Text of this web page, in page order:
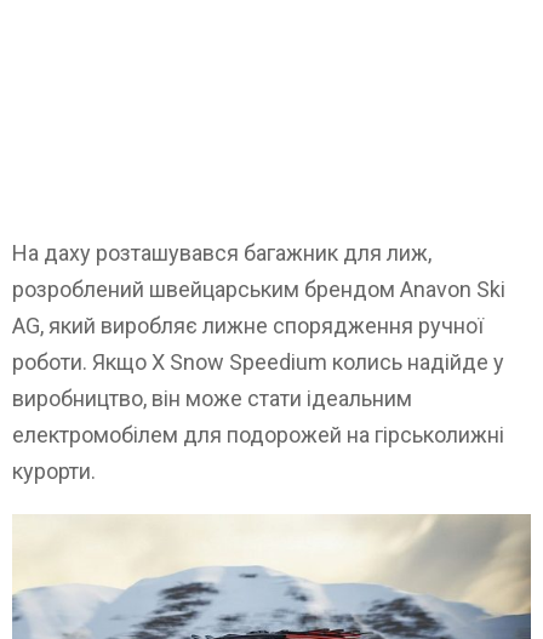
На даху розташувався багажник для лиж,
розроблений швейцарським брендом Anavon Ski
AG, який виробляє лижне спорядження ручної
роботи. Якщо X Snow Speedium колись надійде у
виробництво, він може стати ідеальним
електромобілем для подорожей на гірськолижні
курорти.